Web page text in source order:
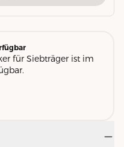
für Siebträger ist im